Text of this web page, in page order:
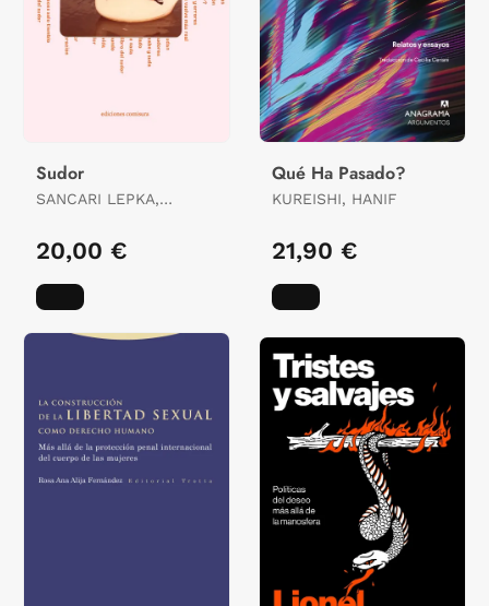
Sudor
SANCARI LEPKA,
20,00 €
Qué Ha Pasado?
KUREISHI, HANIF
21,90 €